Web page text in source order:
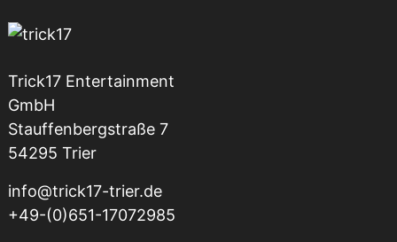
Trick17 Entertainment
GmbH
Stauffenbergstraße 7
54295 Trier
info@trick17-trier.de
+49-(0)651-17072985